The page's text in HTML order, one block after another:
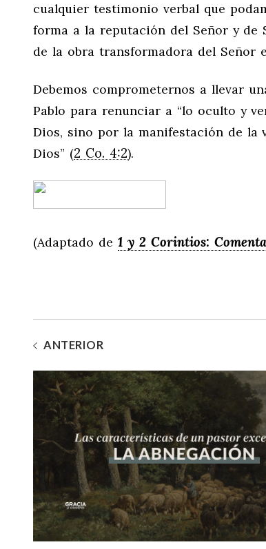
cualquier testimonio verbal que
forma a la reputación del Señor y de
de la obra transformadora del Señor
Debemos comprometernos a llevar
Pablo para renunciar a “lo oculto y
Dios, sino por la manifestación de la
Dios” (2 Co. 4:2).
(Adaptado de 1 y 2 Corintios:
ANTERIOR